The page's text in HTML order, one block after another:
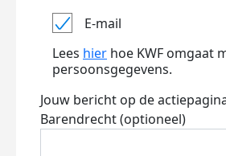
E-mail
Lees hier hoe KWF omgaat
persoonsgegevens.
Jouw bericht op de
Barendrecht (optioneel)